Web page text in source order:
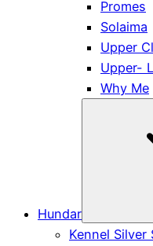
Promes
Solaima
Upper
Upper-
Why Me
Hundar
Kennel Silver